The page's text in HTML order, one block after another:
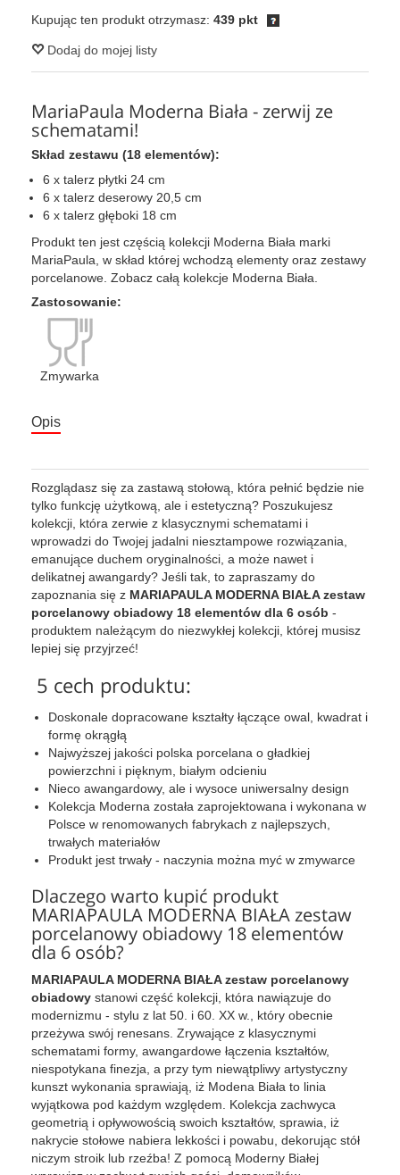
Kupując ten produkt otrzymasz: 439 pkt
Dodaj do mojej listy
MariaPaula Moderna Biała - zerwij ze
schematami!
Skład zestawu (18 elementów):
6 x talerz płytki 24 cm
6 x talerz deserowy 20,5 cm
6 x talerz głęboki 18 cm
Produkt ten jest częścią kolekcji Moderna Biała marki
MariaPaula, w skład której wchodzą elementy oraz zestawy
porcelanowe. Zobacz całą kolekcje Moderna Biała.
Zastosowanie:
Zmywarka
Opis
Rozglądasz się za zastawą stołową, która pełnić będzie nie
tylko funkcję użytkową, ale i estetyczną? Poszukujesz
kolekcji, która zerwie z klasycznymi schematami i
wprowadzi do Twojej jadalni niesztampowe rozwiązania,
emanujące duchem oryginalności, a może nawet i
delikatnej awangardy? Jeśli tak, to zapraszamy do
zapoznania się z MARIAPAULA MODERNA BIAŁA zestaw
porcelanowy obiadowy 18 elementów dla 6 osób -
produktem należącym do niezwykłej kolekcji, której musisz
lepiej się przyjrzeć!
5 cech produktu:
Doskonale dopracowane kształty łączące owal, kwadrat i
formę okrągłą
Najwyższej jakości polska porcelana o gładkiej
powierzchni i pięknym, białym odcieniu
Nieco awangardowy, ale i wysoce uniwersalny design
Kolekcja Moderna została zaprojektowana i wykonana w
Polsce w renomowanych fabrykach z najlepszych,
trwałych materiałów
Produkt jest trwały - naczynia można myć w zmywarce
Dlaczego warto kupić produkt
MARIAPAULA MODERNA BIAŁA zestaw
porcelanowy obiadowy 18 elementów
dla 6 osób?
MARIAPAULA MODERNA BIAŁA zestaw porcelanowy
obiadowy stanowi część kolekcji, która nawiązuje do
modernizmu - stylu z lat 50. i 60. XX w., który obecnie
przeżywa swój renesans. Zrywające z klasycznymi
schematami formy, awangardowe łączenia kształtów,
niespotykana finezja, a przy tym niewątpliwy artystyczny
kunszt wykonania sprawiają, iż Modena Biała to linia
wyjątkowa pod każdym względem. Kolekcja zachwyca
geometrią i opływowością swoich kształtów, sprawia, iż
nakrycie stołowe nabiera lekkości i powabu, dekorując stół
niczym stroik lub rzeźba! Z pomocą Moderny Białej